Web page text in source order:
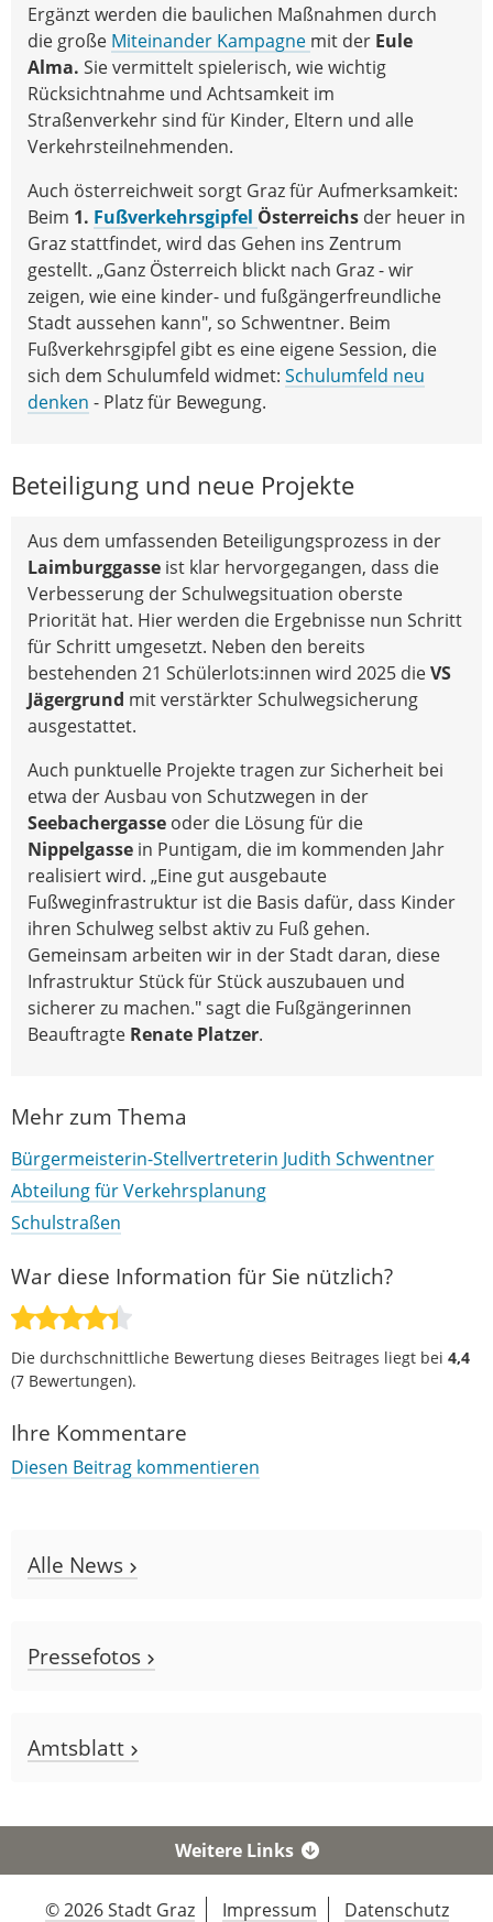
Ergänzt werden die baulichen Maßnahmen durch
die große Miteinander Kampagne mit der Eule
Alma. Sie vermittelt spielerisch, wie wichtig
Rücksichtnahme und Achtsamkeit im
Straßenverkehr sind für Kinder, Eltern und alle
Verkehrsteilnehmenden.
Auch österreichweit sorgt Graz für Aufmerksamkeit:
Beim 1. Fußverkehrsgipfel Österreichs der heuer in
Graz stattfindet, wird das Gehen ins Zentrum
gestellt. „Ganz Österreich blickt nach Graz - wir
zeigen, wie eine kinder- und fußgängerfreundliche
Stadt aussehen kann", so Schwentner. Beim
Fußverkehrsgipfel gibt es eine eigene Session, die
sich dem Schulumfeld widmet: Schulumfeld neu
denken - Platz für Bewegung.
Beteiligung und neue Projekte
Aus dem umfassenden Beteiligungsprozess in der
Laimburggasse ist klar hervorgegangen, dass die
Verbesserung der Schulwegsituation oberste
Priorität hat. Hier werden die Ergebnisse nun Schritt
für Schritt umgesetzt. Neben den bereits
bestehenden 21 Schülerlots:innen wird 2025 dieVS
Jägergrund mit verstärkter Schulwegsicherung
ausgestattet.
Auch punktuelle Projekte tragen zur Sicherheit bei
etwa der Ausbau von Schutzwegen in der
Seebachergasse oder die Lösung für die
Nippelgasse in Puntigam, die im kommenden Jahr
realisiert wird. „Eine gut ausgebaute
Fußweginfrastruktur ist die Basis dafür, dass Kinder
ihren Schulweg selbst aktiv zu Fuß gehen.
Gemeinsam arbeiten wir in der Stadt daran, diese
Infrastruktur Stück für Stück auszubauen und
sicherer zu machen." sagt die Fußgängerinnen
Beauftragte Renate Platzer.
Mehr zum Thema
Bürgermeisterin-Stellvertreterin Judith Schwentner
Abteilung für Verkehrsplanung
Schulstraßen
War diese Information für Sie nützlich?
Die durchschnittliche Bewertung dieses Beitrages liegt bei 4,4
(7 Bewertungen).
Ihre Kommentare
Diesen Beitrag kommentieren
Alle News
Pressefotos
Amtsblatt
Weitere Links
© 2026 Stadt Graz Impressum Datenschutz